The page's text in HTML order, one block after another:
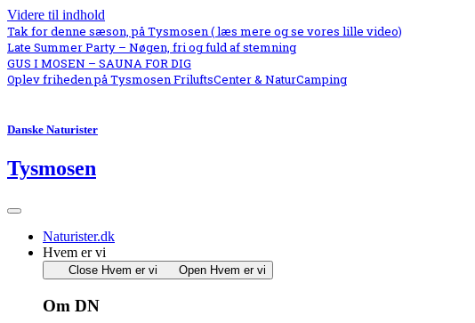
Videre til indhold
Tak for denne sæson, på Tysmosen ( læs mere og se vores lille video)
Late Summer Party – Nøgen, fri og fuld af stemning
GUS I MOSEN – SAUNA FOR DIG
Oplev friheden på Tysmosen FriluftsCenter & NaturCamping
Danske Naturister
Tysmosen
Naturister.dk
Hvem er vi
Close Hvem er vi Open Hvem er vi
Om DN